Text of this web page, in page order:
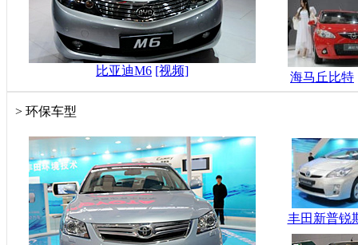
比亚迪M6 [视频] 海马丘比特
> 环保车型
丰田新普锐